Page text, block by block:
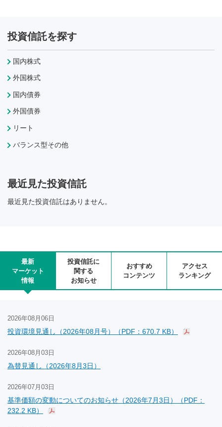
投資信託を探す
国内株式
外国株式
国内債券
外国債券
リート
バランス型その他
最近見た投資信託
最近見た投資信託はありません。
最新
マーケット
情報
投資信託に
関する
お知らせ
おすすめ
コンテンツ
アクセス
ランキング
2026年08月06日
投資環境見通し（2026年08月号）（PDF：670.7 KB）
2026年08月03日
為替見通し（2026年8月3日）
2026年07月03日
基準価額の変動についてのお知らせ（2026年7月3日）（PDF：
232.2 KB）